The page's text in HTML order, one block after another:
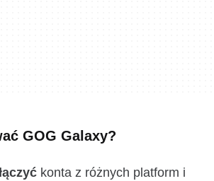
GOG Galaxy?
konta z różnych platform i